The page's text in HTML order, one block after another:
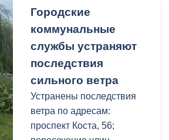
Городские
коммунальные
службы устраняют
последствия
сильного ветра
Устранены последствия
ветра по адресам:
проспект Коста, 56;